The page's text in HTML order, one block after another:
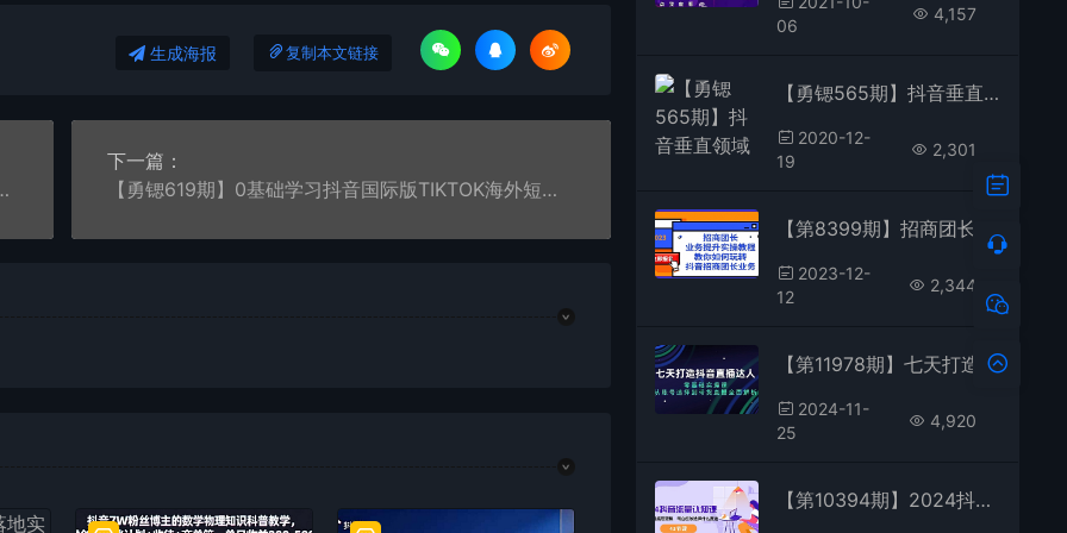
生成海报 复制本文链接
出一个作品只要有手机就能做
下一篇：
【勇锶619期】0基础学习抖音国际版TIKTOK海外短视频新手实战训练营【视频课】
06
4,157
【勇锶565期】抖音垂直领域内训课程，100W播放量热门技术推荐算法
2020-12-
19
2,301
【第8399期】招商团长-业务提升实操教程，教你如何玩转抖音招商团长业务（38节课）
2023-12-
12
2,344
【第11978期】七天打造抖音直播达人：零基础实操课，从账号选择到带货直播全面解析
2024-11-
25
4,920
【第10394期】2024抖音流量·认知课：掌握流量底层逻辑，明白应该选择什么赛道 (43节课)